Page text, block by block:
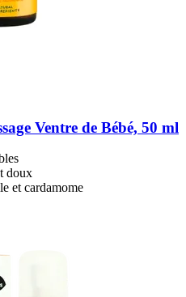
Ventre de Bébé, 50 ml
doux
et cardamome